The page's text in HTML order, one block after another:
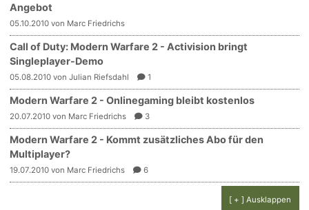
Angebot
05.10.2010 von Marc Friedrichs
Call of Duty: Modern Warfare 2 - Activision bringt
Singleplayer-Demo
05.08.2010 von Julian Riefsdahl 1
Modern Warfare 2 - Onlinegaming bleibt kostenlos
20.07.2010 von Marc Friedrichs 3
Modern Warfare 2 - Kommt zusätzliches Abo für den
Multiplayer?
19.07.2010 von Marc Friedrichs 6
[ + ] Ausklappen